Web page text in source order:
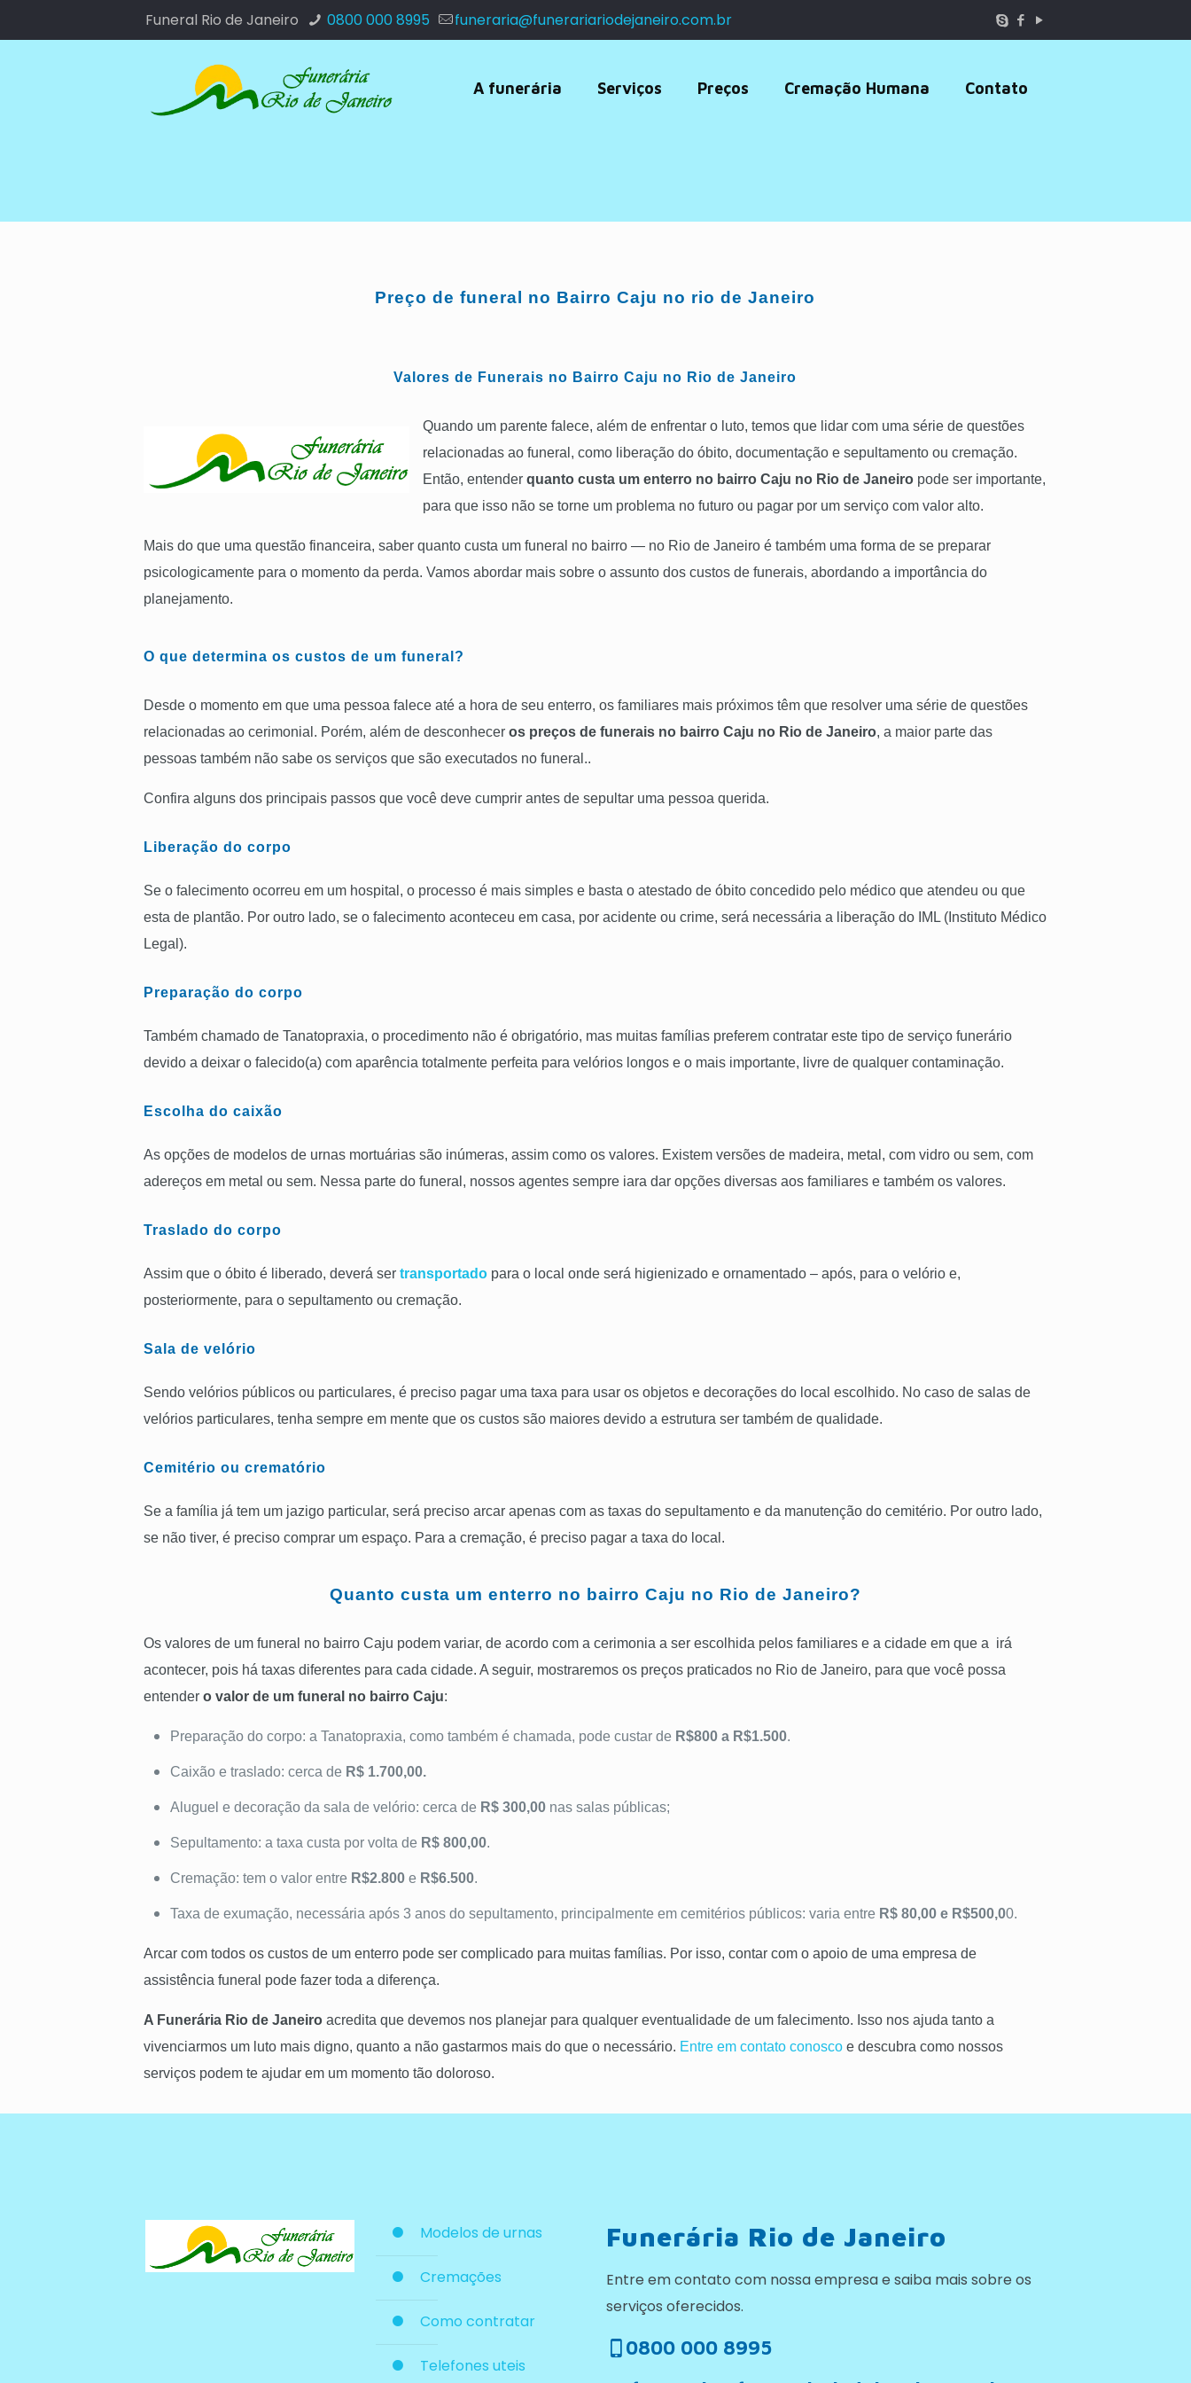
Funeral Rio de Janeiro 0800 000 8995 funeraria@funerariariodejaneiro.com.br
A funerária Serviços Preços Cremação Humana Contato
Preço de funeral no Bairro Caju no rio de Janeiro
Valores de Funerais no Bairro Caju no Rio de Janeiro
Quando um parente falece, além de enfrentar o luto, temos que lidar com uma série de questões
relacionadas ao funeral, como liberação do óbito, documentação e sepultamento ou cremação.
Então, entenderquanto custa um enterro no bairro Caju no Rio de Janeiro pode ser importante,
para que isso não se torne um problema no futuro ou pagar por um serviço com valor alto.
Mais do que uma questão financeira, saber quanto custa um funeral no bairro — no Rio de Janeiro é também uma forma de se preparar
psicologicamente para o momento da perda. Vamos abordar mais sobre o assunto dos custos de funerais, abordando a importância do
planejamento.
O que determina os custos de um funeral?
Desde o momento em que uma pessoa falece até a hora de seu enterro, os familiares mais próximos têm que resolver uma série de questões
relacionadas ao cerimonial. Porém, além de desconheceros preços de funerais no bairro Caju no Rio deJaneiro, a maior parte das
pessoas também não sabe os serviços que são executados no funeral..
Confira alguns dos principais passos que você deve cumprir antes de sepultar uma pessoa querida.
Liberação do corpo
Se o falecimento ocorreu em um hospital, o processo é mais simples e basta o atestado de óbito concedido pelo médico que atendeu ou que
esta de plantão. Por outro lado, se o falecimento aconteceu em casa, por acidente ou crime, será necessária a liberação do IML (Instituto Médico
Legal).
Preparação do corpo
Também chamado de Tanatopraxia, o procedimento não é obrigatório, mas muitas famílias preferem contratar este tipo de serviço funerário
devido a deixar o falecido(a) com aparência totalmente perfeita para velórios longos e o mais importante, livre de qualquer contaminação.
Escolha do caixão
As opções de modelos de urnas mortuárias são inúmeras, assim como os valores. Existem versões de madeira, metal, com vidro ou sem, com
adereços em metal ou sem. Nessa parte do funeral, nossos agentes sempre iara dar opções diversas aos familiares e também os valores.
Traslado do corpo
Assim que o óbito é liberado, deverá sertransportado para o local onde será higienizado e ornamentado – após, para o velório e,
posteriormente, para o sepultamento ou cremação.
Sala de velório
Sendo velórios públicos ou particulares, é preciso pagar uma taxa para usar os objetos e decorações do local escolhido. No caso de salas de
velórios particulares, tenha sempre em mente que os custos são maiores devido a estrutura ser também de qualidade.
Cemitério oucrematório
Se a família já tem um jazigo particular, será preciso arcar apenas com as taxas do sepultamento e da manutenção do cemitério. Por outro lado,
se não tiver, é preciso comprar um espaço. Para a cremação, é preciso pagar a taxa do local.
Quanto custa um enterro no bairro Caju no Rio de Janeiro?
Os valores de um funeral no bairro Caju podem variar, de acordo com a cerimonia a ser escolhida pelos familiares e a cidade em que a irá
acontecer, pois há taxas diferentes para cada cidade. A seguir, mostraremos os preços praticados no Rio de Janeiro, para que você possa
entendero valor de um funeral no bairro Caju:
Preparação do corpo: a Tanatopraxia, como também é chamada, pode custar de R$800 a R$1.500.
Caixão e traslado: cerca de R$ 1.700,00.
Aluguel e decoração da sala de velório: cerca de R$ 300,00 nas salas públicas;
Sepultamento: a taxa custa por volta de R$ 800,00.
Cremação: tem o valor entre R$2.800 e R$6.500.
Taxa de exumação, necessária após 3 anos do sepultamento, principalmente em cemitérios públicos: varia entre R$ 80,00 e R$500,00.
Arcar com todos os custos de um enterro pode ser complicado para muitas famílias. Por isso, contar com o apoio de uma empresa de
assistência funeral pode fazer toda a diferença.
A Funerária Rio de Janeiro acredita que devemos nos planejar para qualquer eventualidade de um falecimento. Isso nos ajuda tanto a
vivenciarmos um luto mais digno, quanto a não gastarmos mais do que o necessário. Entre em contato conosco e descubra como nossos
serviços podem te ajudar em um momento tão doloroso.
Modelos de urnas
Cremações
Como contratar
Telefones uteis
Funerária Rio de Janeiro
Entre em contato com nossa empresa e saiba mais sobre os
serviços oferecidos.
0800 000 8995